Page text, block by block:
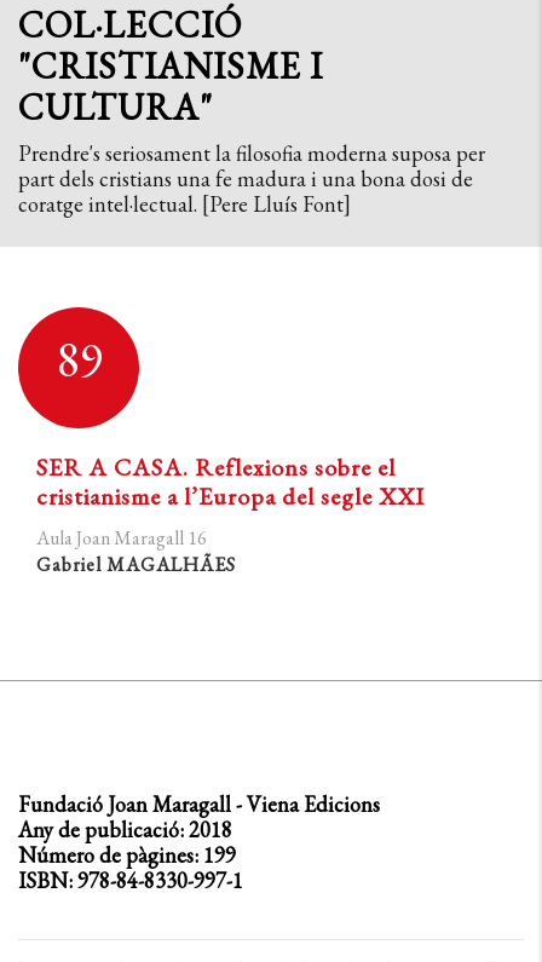
COL·LECCIÓ
"CRISTIANISME I
CULTURA"
Prendre's seriosament la filosofia moderna suposa per
part dels cristians una fe madura i una bona dosi de
coratge intel·lectual. [Pere Lluís Font]
89
SER A CASA. Reflexions sobre el
cristianisme a l’Europa del segle XXI
Aula Joan Maragall 16
Gabriel MAGALHÃES
Fundació Joan Maragall - Viena Edicions
Any de publicació: 2018
Número de pàgines: 199
ISBN: 978-84-8330-997-1